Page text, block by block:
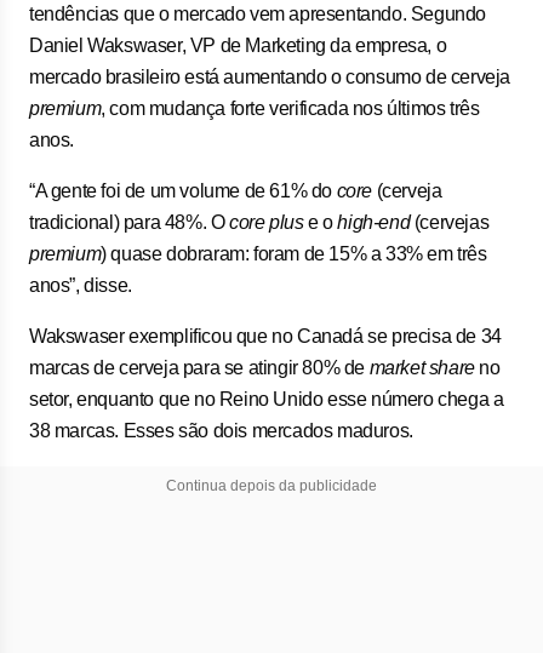
tendências que o mercado vem apresentando. Segundo
Daniel Wakswaser, VP de Marketing da empresa, o
mercado brasileiro está aumentando o consumo de cerveja
premium, com mudança forte verificada nos últimos três
anos.
“A gente foi de um volume de 61% do core (cerveja
tradicional) para 48%. Ocore pluse ohigh-end(cervejas
premium) quase dobraram: foram de 15% a 33% em três
anos”, disse.
Wakswaser exemplificou que no Canadá se precisa de 34
marcas de cerveja para se atingir 80% de market shareno
setor, enquanto que no Reino Unido esse número chega a
38 marcas. Esses são dois mercados maduros.
Continua depois da publicidade